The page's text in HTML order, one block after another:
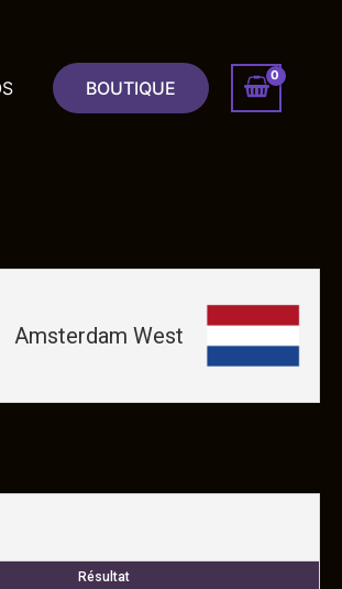
BOUTIQUE
Amsterdam West
Résultat